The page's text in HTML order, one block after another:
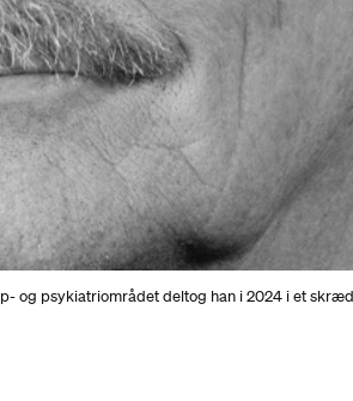
og psykiatriområdet deltog han i 2024 i et